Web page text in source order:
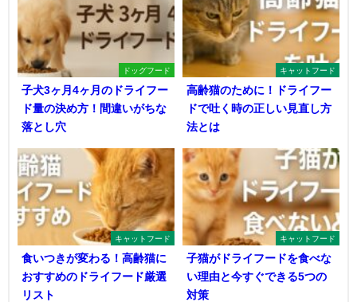
ドッグフード
子犬3ヶ月4ヶ月のドライフー
ド量の決め方！間違いがちな
落とし穴
キャットフード
高齢猫のために！ドライフー
ドで吐く時の正しい見直し方
法とは
キャットフード
食いつきが変わる！高齢猫に
おすすめのドライフード厳選
リスト
キャットフード
子猫がドライフードを食べな
い理由と今すぐできる5つの
対策